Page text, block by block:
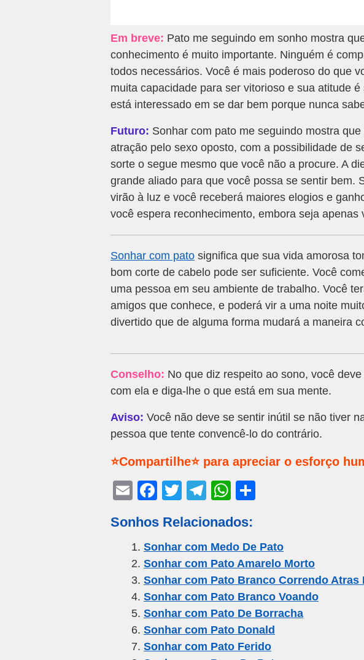
Em breve: Pato me seguindo em sonho mostra
conhecimento é muito importante. Ninguém é
todos necessários. Você é mais poderoso do que
muita capacidade para ser vitorioso e sua atitude
está interessado em se dar bem porque nunca
Futuro: Sonhar com pato me seguindo mostra
atração pelo sexo oposto, com a possibilidade de
sorte o segue mesmo que você não a procure. A
grande aliado para que você possa se sentir bem.
virão à luz e você receberá maiores elogios e
você espera reconhecimento, embora seja apenas
Sonhar com pato significa que sua vida amorosa
bom corte de cabelo pode ser suficiente. Você
uma pessoa em seu ambiente de trabalho. Você
amigos que conhece, e poderá vir a uma noite
divertido que de alguma forma mudará a maneira
Conselho: No que diz respeito ao sono, você
com ela e diga-lhe o que está em sua mente.
Aviso: Você não deve se sentir inútil se não tiver
pessoa que tente convencê-lo do contrário.
⭐Compartilhe⭐ para apreciar o esforço
E
ail
F
c
e
b
o
o
k
T
tt
er
T
e
gr
a
m
W
at
s
A
p
p
e
Sonhos Relacionados:
Sonhar com Medo De Pato
Sonhar com Pato Amarelo Morto
Sonhar com Pato Branco Correndo Atras
Sonhar com Pato Branco Voando
Sonhar com Pato De Borracha
Sonhar com Pato Donald
Sonhar com Pato Ferido